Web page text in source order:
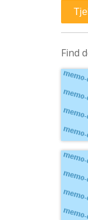
Find